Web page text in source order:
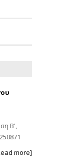
Β',
more]